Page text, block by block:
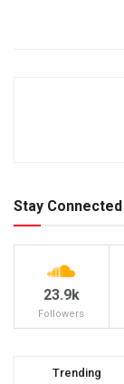
Stay
23.9k
Followers
Trending